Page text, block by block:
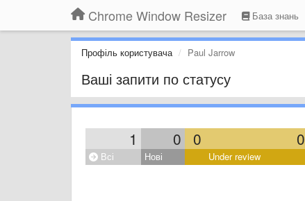
Chrome Window Resizer База знань
Профіль користувача Paul Jarrow
Ваші запити по статусу
1 0 0 0
Всі Нові Under review